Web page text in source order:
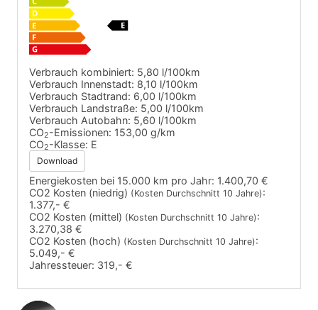
Verbrauch kombiniert: 5,80 l/100km
Verbrauch Innenstadt: 8,10 l/100km
Verbrauch Stadtrand: 6,00 l/100km
Verbrauch Landstraße: 5,00 l/100km
Verbrauch Autobahn: 5,60 l/100km
CO2-Emissionen: 153,00 g/km
CO2-Klasse: E
Download
Energiekosten bei 15.000 km pro Jahr: 1.400,70 €
CO2 Kosten (niedrig) (Kosten Durchschnitt 10 Jahre):
1.377,- €
CO2 Kosten (mittel) (Kosten Durchschnitt 10 Jahre):
3.270,38 €
CO2 Kosten (hoch) (Kosten Durchschnitt 10 Jahre):
5.049,- €
Jahressteuer: 319,- €